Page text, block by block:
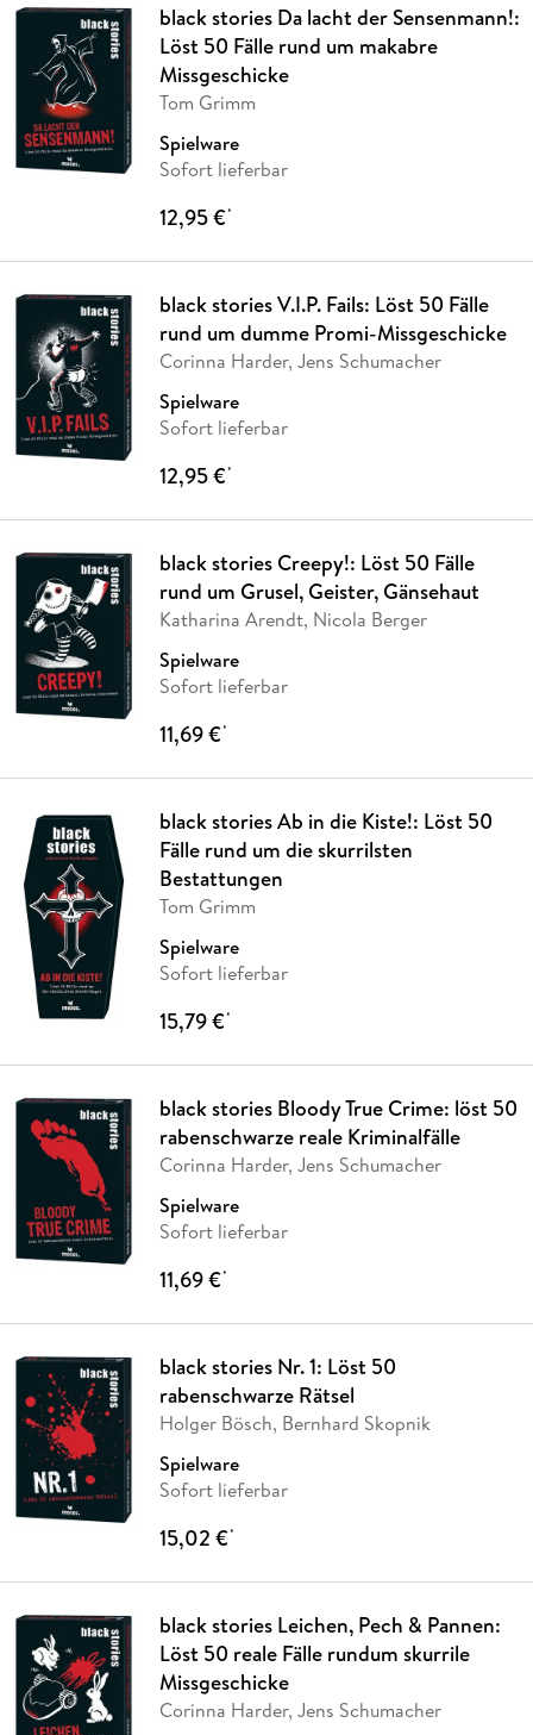
black stories Da lacht der Sensenmann!:
Löst 50 Fälle rund um makabre
Missgeschicke
Tom Grimm
Spielware
Sofort lieferbar
12,95 €*
black stories V.I.P. Fails: Löst 50 Fälle
rund um dumme Promi-Missgeschicke
Corinna Harder, Jens Schumacher
Spielware
Sofort lieferbar
12,95 €*
black stories Creepy!: Löst 50 Fälle
rund um Grusel, Geister, Gänsehaut
Katharina Arendt, Nicola Berger
Spielware
Sofort lieferbar
11,69 €*
black stories Ab in die Kiste!: Löst 50
Fälle rund um die skurrilsten
Bestattungen
Tom Grimm
Spielware
Sofort lieferbar
15,79 €*
black stories Bloody True Crime: löst 50
rabenschwarze reale Kriminalfälle
Corinna Harder, Jens Schumacher
Spielware
Sofort lieferbar
11,69 €*
black stories Nr. 1: Löst 50
rabenschwarze Rätsel
Holger Bösch, Bernhard Skopnik
Spielware
Sofort lieferbar
15,02 €*
black stories Leichen, Pech & Pannen:
Löst 50 reale Fälle rundum skurrile
Missgeschicke
Corinna Harder, Jens Schumacher